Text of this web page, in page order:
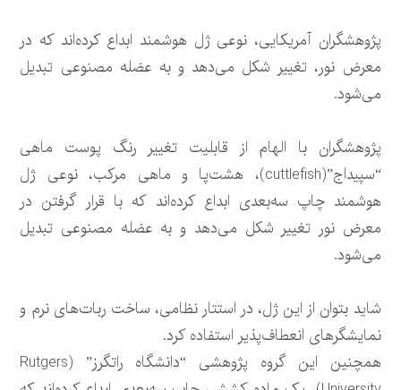
پژوهشگران آمریکایی، نوعی ژل هوشمند ابداع کرده‌اند که در
معرض نور، تغییر شکل می‌دهد و به عضله مصنوعی تبدیل
می‌شود.
پژوهشگران با الهام از قابلیت تغییر رنگ پوست ماهی‌
“سپیداج”(cuttlefish)، هشت‌پا و ماهی مرکب، نوعی ژل
هوشمند چاپ سه‌بعدی ابداع کرده‌اند که با قرار گرفتن در
معرض نور تغییر شکل می‌دهد و به عضله مصنوعی تبدیل
می‌شود.
شاید بتوان از این ژل، در استتار نظامی، ساخت ربات‌های نرم و
نمایشگرهای انعطاف‌پذیر استفاده کرد.
همچنین این گروه پژوهشی “دانشگاه راتگرز” (Rutgers